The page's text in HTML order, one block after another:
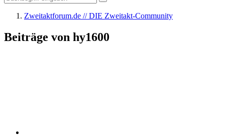
Zweitaktforum.de // DIE Zweitakt-Community
Beiträge von hy1600